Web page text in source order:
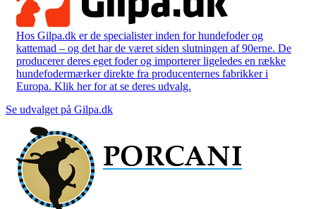
Hos Gilpa.dk er de specialister inden for hundefoder og
kattemad – og det har de været siden slutningen af 90erne. De
producerer deres eget foder og importerer ligeledes en række
hundefodermærker direkte fra producenternes fabrikker i
Europa. Klik her for at se deres udvalg.
Se udvalget på Gilpa.dk